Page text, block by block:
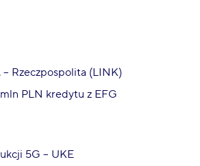
Rzeczpospolita (LINK)
PLN kredytu z EFG
5G – UKE